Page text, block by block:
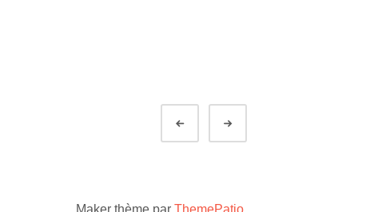
Maker thème par ThemePatio